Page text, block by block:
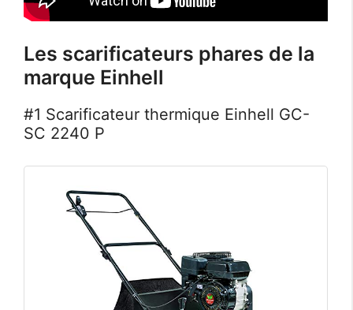
Les scarificateurs phares de la
marque Einhell
#1 Scarificateur thermique Einhell GC-
SC 2240 P